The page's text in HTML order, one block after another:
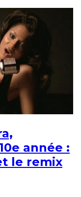
année :
le remix